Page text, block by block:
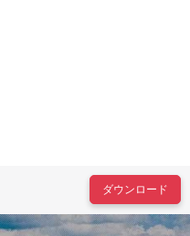
ダウンロード